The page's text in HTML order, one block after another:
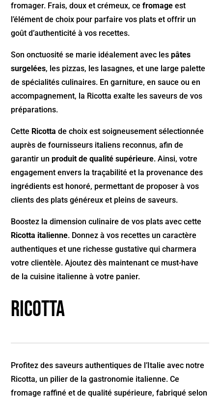
fromager. Frais, doux et crémeux, cefromage est
l’élément de choix pour parfaire vos plats et offrir un
goût d’authenticité à vos recettes.
Son onctuosité se marie idéalement avec lespâtes
surgelées, les pizzas, les lasagnes, et une large palette
de spécialités culinaires. En garniture, en sauce ou en
accompagnement, la Ricotta exalte les saveurs de vos
préparations.
Cette Ricotta de choix est soigneusement sélectionnée
auprès de fournisseurs italiens reconnus, afin de
garantir unproduit de qualité supérieure. Ainsi, votre
engagement envers la traçabilité et la provenance des
ingrédients est honoré, permettant de proposer à vos
clients des plats généreux et pleins de saveurs.
Boostez la dimension culinaire de vos plats avec cette
Ricotta italienne. Donnez à vos recettes un caractère
authentiques et une richesse gustative qui charmera
votre clientèle. Ajoutez dès maintenant ce must-have
de la cuisine italienne à votre panier.
Ricotta
Profitez des saveurs authentiques de l’Italie avec notre
Ricotta, un pilier de la gastronomie italienne. Ce
fromage raffiné et de qualité supérieure, fabriqué selon